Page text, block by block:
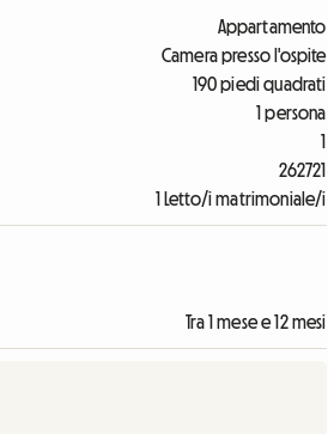
Appartamento
Camera presso l'ospite
190 piedi quadrati
1 persona
1
262721
1 Letto/i matrimoniale/i
Tra 1 mese e 12 mesi